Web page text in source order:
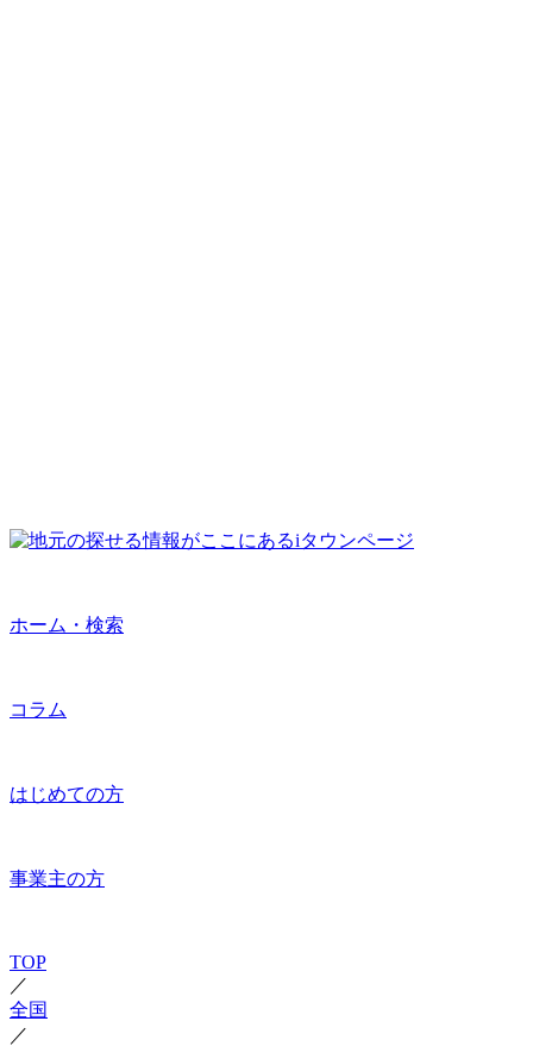
ホーム・検索
コラム
はじめての方
事業主の方
TOP
／
全国
／